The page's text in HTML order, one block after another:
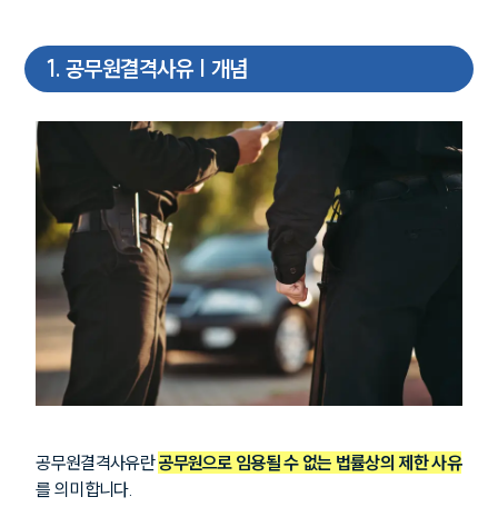
1. 공무원결격사유 | 개념
공무원결격사유란 공무원으로 임용될 수 없는 법률상의 제한 사유
를 의미합니다.